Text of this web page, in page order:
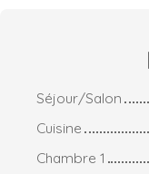
Séjour/Salon
Cuisine
Chambre 1